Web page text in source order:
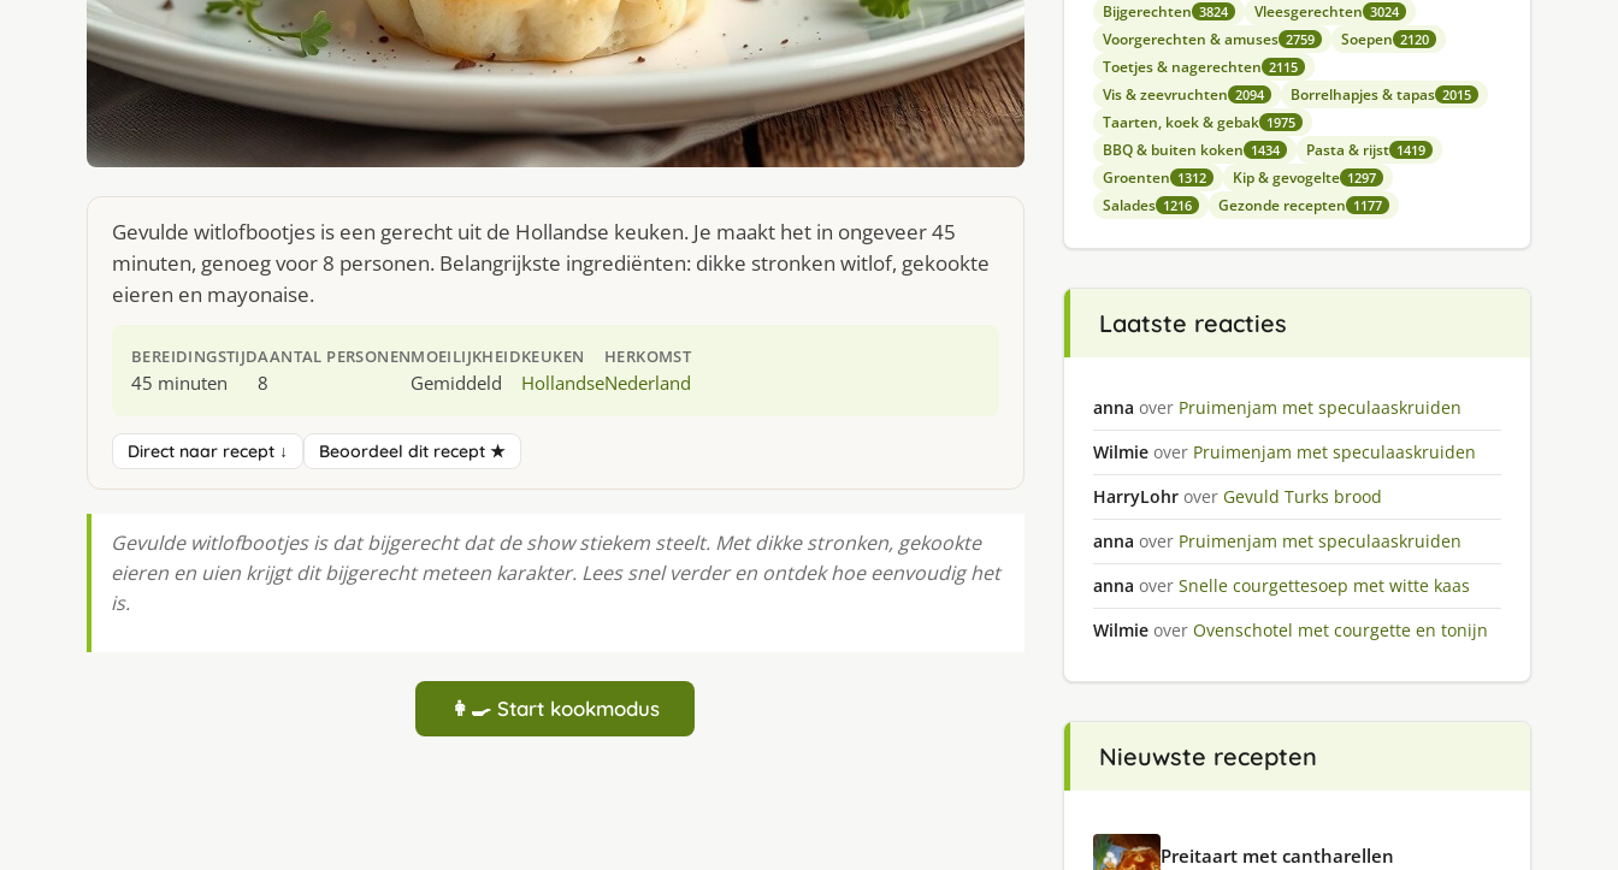
Gevulde witlofbootjes is een gerecht uit de Hollandse keuken. Je maakt het in ongeveer 45
minuten, genoeg voor 8 personen. Belangrijkste ingrediënten: dikke stronken witlof, gekookte
eieren en mayonaise.
BEREIDINGSTIJD
45 minuten
AANTAL PERSONEN
8
MOEILIJKHEID
Gemiddeld
KEUKEN
Hollandse
HERKOMST
Nederland
Direct naar recept ↓ Beoordeel dit recept ★
Gevulde witlofbootjes is dat bijgerecht dat de show stiekem steelt. Met dikke stronken, gekookte
eieren en uien krijgt dit bijgerecht meteen karakter. Lees snel verder en ontdek hoe eenvoudig het
is.
👩‍🍳 Start kookmodus
Bijgerechten 3824 Vleesgerechten 3024
Voorgerechten & amuses 2759 Soepen 2120
Toetjes & nagerechten 2115
Vis & zeevruchten 2094 Borrelhapjes & tapas 2015
Taarten, koek & gebak 1975
BBQ & buiten koken 1434 Pasta & rijst 1419
Groenten 1312 Kip & gevogelte 1297
Salades 1216 Gezonde recepten 1177
Laatste reacties
anna over Pruimenjam met speculaaskruiden
Wilmie over Pruimenjam met speculaaskruiden
HarryLohr over Gevuld Turks brood
anna over Pruimenjam met speculaaskruiden
anna over Snelle courgettesoep met witte kaas
Wilmie over Ovenschotel met courgette en tonijn
Nieuwste recepten
Preitaart met cantharellen